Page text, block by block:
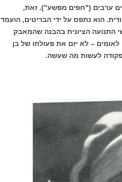
ערבים ("חפים מפשע"). זאת,
הוא נתפס על ידי הבריטים, הועמד
התנועה הציונית בהבנה שהמאבק
– לא יזם את פעולתו של בן
לעשות מה שעשה.